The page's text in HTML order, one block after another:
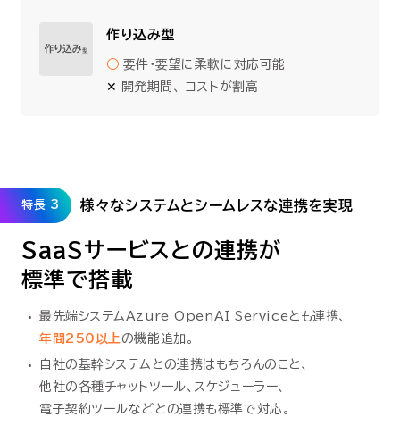
作り込み型
○ 要件・要望に柔軟に対応可能
✕
開発期間、 コストが割高
特長 3 様々なシステムとシームレスな連携を実現
SaaSサービスとの連携が
標準で搭載
最先端システムAzure OpenAI Serviceとも連携、
年間250以上 の機能追加。
自社の基幹システムとの連携はもちろんのこと、
他社の各種チャットツール、スケジューラー、
電子契約ツールなどとの連携も標準で対応。